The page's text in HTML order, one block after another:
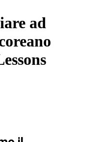
ad